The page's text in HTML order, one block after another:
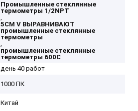
Промышленные стеклянные
термометры 1/2NPT
,
5CM V ВЫРАВНИВАЮТ
промышленные стеклянные
термометры
,
промышленные стеклянные
термометры 600C
день 40 работ
1000 ПК
Китай